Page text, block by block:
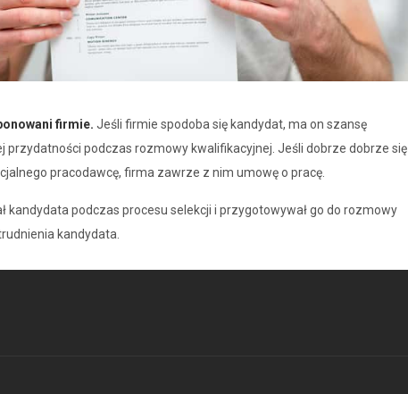
firmie. Jeśli firmie spodoba się kandydat, ma on szansę
przydatności podczas rozmowy kwalifikacyjnej. Jeśli dobrze dobrze się
pracodawcę, firma zawrze z nim umowę o pracę.
kandydata podczas procesu selekcji i przygotowywał go do rozmowy
kandydata.